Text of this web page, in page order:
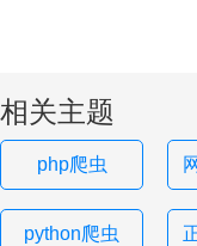
相关主题
php爬虫
python爬虫